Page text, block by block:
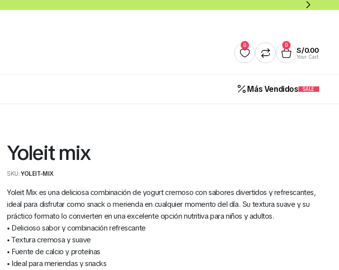
0 0
S/0.00
Your Cart
Más Vendidos SALE
S/5.00
Yoleit mix
SKU:YOLEIT-MIX
Yoleit Mix es una deliciosa combinación de yogurt cremoso con sabores divertidos y refrescantes,
ideal para disfrutar como snack o merienda en cualquier momento del día. Su textura suave y su
práctico formato lo convierten en una excelente opción nutritiva para niños y adultos.
• Delicioso sabor y combinación refrescante
• Textura cremosa y suave
• Fuente de calcio y proteínas
• Ideal para meriendas y snacks